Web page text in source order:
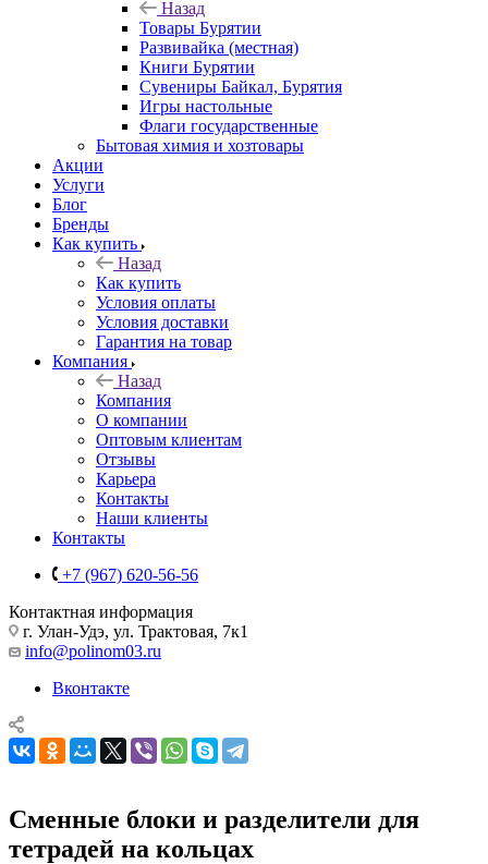
Назад
Товары Бурятии
Развивайка (местная)
Книги Бурятии
Сувениры Байкал, Бурятия
Игры настольные
Флаги государственные
Бытовая химия и хозтовары
Акции
Услуги
Блог
Бренды
Как купить
Назад
Как купить
Условия оплаты
Условия доставки
Гарантия на товар
Компания
Назад
Компания
О компании
Оптовым клиентам
Отзывы
Карьера
Контакты
Наши клиенты
Контакты
+7 (967) 620-56-56
Контактная информация
г. Улан-Удэ, ул. Трактовая, 7к1
info@polinom03.ru
Вконтакте
Сменные блоки и разделители для
тетрадей на кольцах